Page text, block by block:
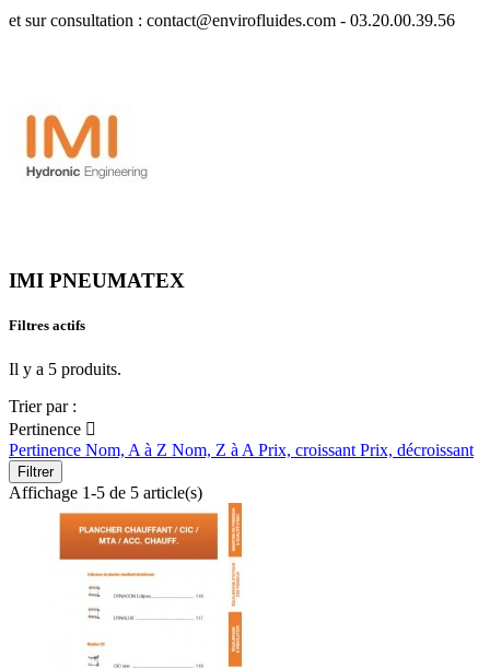
et sur consultation : contact@envirofluides.com - 03.20.00.39.56
IMI PNEUMATEX
Filtres actifs
Il y a 5 produits.
Trier par :
Pertinence 
Pertinence Nom, A à Z Nom, Z à A Prix, croissant Prix, décroissant
Filtrer
Affichage 1-5 de 5 article(s)